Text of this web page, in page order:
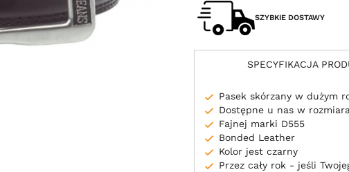
SZYBKIE DOSTAWY
SPECYFIKACJA
Pasek skórzany w dużym
Dostępne u nas w
Fajnej marki D555
Bonded Leather
Kolor jest czarny
Przez cały rok - jeśli